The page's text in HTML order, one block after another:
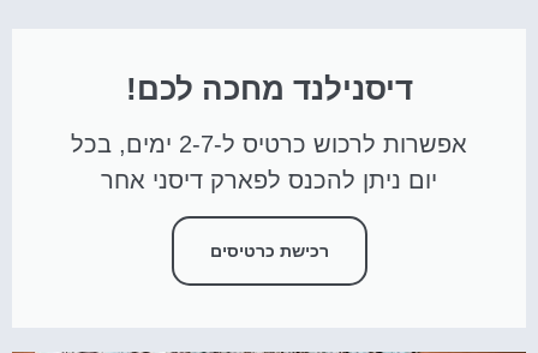
דיסנילנד מחכה לכם!
אפשרות לרכוש כרטיס ל-2-7 ימים, בכל
יום ניתן להכנס לפארק דיסני אחר
רכישת כרטיסים